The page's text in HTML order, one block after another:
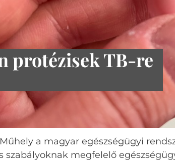
protézisek TB-re
Megmutatjuk mi
a magyar egészségügyi
szabályoknak megfelelő